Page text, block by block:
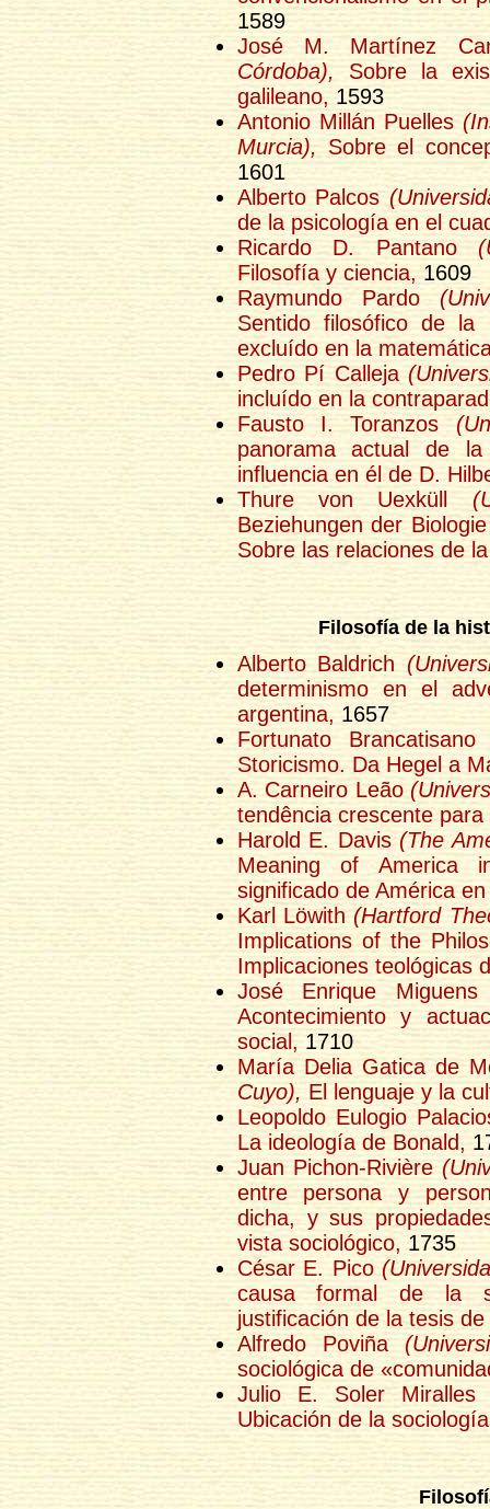
1589
José M. Martínez
Córdoba), Sobre la
galileano, 1593
Antonio Millán Puelles
Murcia),Sobre el
1601
Alberto Palcos
de la psicología en el
Ricardo D. Pantano
Filosofía y ciencia, 1609
Raymundo Pardo
Sentido filosófico de la
excluído en la
Pedro Pí Calleja
incluído en la
Fausto I. Toranzos
panorama actual de
influencia en él de D.
Thure von Uexküll
Beziehungen der
Sobre las relaciones de
Filosofía de la
Alberto Baldrich
determinismo en el
argentina, 1657
Fortunato
Storicismo. Da Hegel a
A. Carneiro Leão
tendência crescente
Harold E. Davis (The
Meaning of America
significado de América
Karl Löwith(Hartford
Implications of the
Implicaciones teológicas
José Enrique
Acontecimiento y
social, 1710
María Delia Gatica de
Cuyo), El lenguaje y la
Leopoldo Eulogio
La ideología de Bonald,
Juan Pichon-Rivière
entre persona y
dicha, y sus
vista sociológico, 1735
César E. Pico
causa formal de la
justificación de la tesis
Alfredo Poviña
sociológica de
Julio E. Soler
Ubicación de la